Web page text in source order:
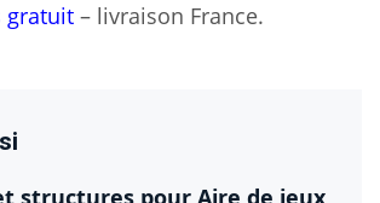
gratuit – livraison France.
structures pour Aire de jeux